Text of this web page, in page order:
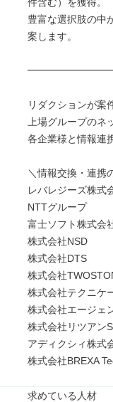
豊富な選択肢の中
案します。
リダクションが案
上場グループのネ
各企業様と情報連
＼情報交換・連携
レバレジーズ株式
NTTグループ
富士ソフト株式会
株式会社NSD
株式会社DTS
株式会社
株式会社テクニケ
株式会社エージェ
株式会社リツアン
アディクシィ株式
株式会社BREXA
求めている人材